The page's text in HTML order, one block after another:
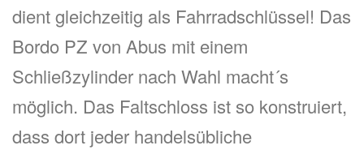
dient gleichzeitig als Fahrradschlüssel! Das
Bordo PZ von Abus mit einem
Schließzylinder nach Wahl macht´s
möglich. Das Faltschloss ist so konstruiert,
dass dort jeder handelsübliche